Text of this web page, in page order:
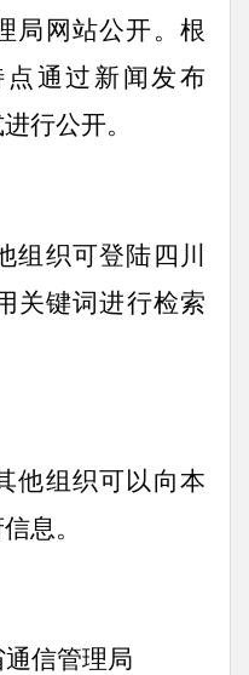
局网站公开。根
通过新闻发布
行公开。
组织可登陆四川
关键词进行检索
他组织可以向本
息。
信管理局